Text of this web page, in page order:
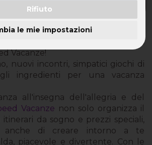
Rifiuto
le mie impostazioni
in Gruppo: vivi le tue vacanze in
Vacanze!
nuovi incontri, simpatici giochi di
ingredienti per una vacanza
all'insegna dell'allegria e del
Vacanze non solo organizza il
da sogno e prezzi speciali,
anche di creare intorno a te
piacevole e divertente. Con le